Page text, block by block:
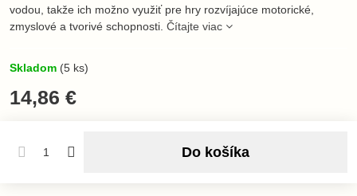
vodou, takže ich možno využiť pre hry rozvíjajúce motorické,
zmyslové a tvorivé schopnosti. Čítajte viac
Skladom (5 ks)
14,86 €
Do košíka